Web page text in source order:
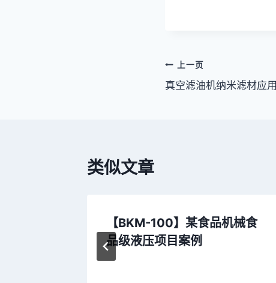
文
章
上一页
真空滤油机纳米滤材应用
类似文章
【BKM-100】某食品机械食
品级液压项目案例